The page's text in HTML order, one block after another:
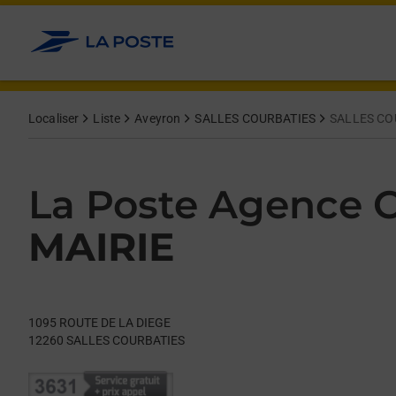
Allez au contenu
Localiser Liste Aveyron SALLES COURBATIES SALLES
La Poste Agence
MAIRIE
1095 ROUTE DE LA DIEGE
12260 SALLES COURBATIES
Day of the WeekHours
Get directions to La Poste Agence Communale at 1095 ROUTE
lien s'ouvre dans un nouvel onglet